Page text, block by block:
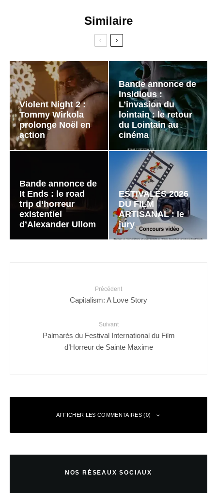
Similaire
Violent Night 2 :
Tommy Wirkola
prolonge Noël en
action
Bande annonce de
Insidious :
L’invasion du
lointain : le retour
du Lointain au
cinéma
Bande annonce de
It Ends : le road
trip d’horreur
existentiel
d’Alexander Ullom
ESTIVALES 2026
DU FILM
ARTISANAL : le
jury
Précédent
Capitalism: A Love Story
Suivant
Palmarès du Festival International du Film
d’Horreur de Sainte Maxime
AFFICHER LES COMMENTAIRES (0)
NOS RÉSEAUX SOCIAUX